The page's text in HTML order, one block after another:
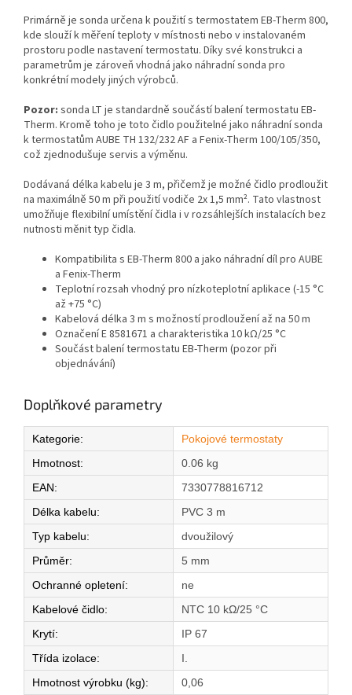
Primárně je sonda určena k použití s termostatem EB-Therm 800,
kde slouží k měření teploty v místnosti nebo v instalovaném
prostoru podle nastavení termostatu. Díky své konstrukci a
parametrům je zároveň vhodná jako náhradní sonda pro
konkrétní modely jiných výrobců.
Pozor: sonda LT je standardně součástí balení termostatu EB-
Therm. Kromě toho je toto čidlo použitelné jako náhradní sonda
k termostatům AUBE TH 132/232 AF a Fenix-Therm 100/105/350,
což zjednodušuje servis a výměnu.
Dodávaná délka kabelu je 3 m, přičemž je možné čidlo prodloužit
na maximálně 50 m při použití vodiče 2x 1,5 mm². Tato vlastnost
umožňuje flexibilní umístění čidla i v rozsáhlejších instalacích bez
nutnosti měnit typ čidla.
Kompatibilita s EB-Therm 800 a jako náhradní díl pro AUBE
a Fenix-Therm
Teplotní rozsah vhodný pro nízkoteplotní aplikace (-15 °C
až +75 °C)
Kabelová délka 3 m s možností prodloužení až na 50 m
Označení E 8581671 a charakteristika 10 kΩ/25 °C
Součást balení termostatu EB-Therm (pozor při
objednávání)
Doplňkové parametry
Kategorie:
Pokojové termostaty
Hmotnost:
0.06 kg
EAN:
7330778816712
Délka kabelu:
PVC 3 m
Typ kabelu:
dvoužilový
Průměr:
5 mm
Ochranné opletení:
ne
Kabelové čidlo:
NTC 10 kΩ/25 °C
Krytí:
IP 67
Třída izolace:
I.
Hmotnost výrobku (kg): 0,06